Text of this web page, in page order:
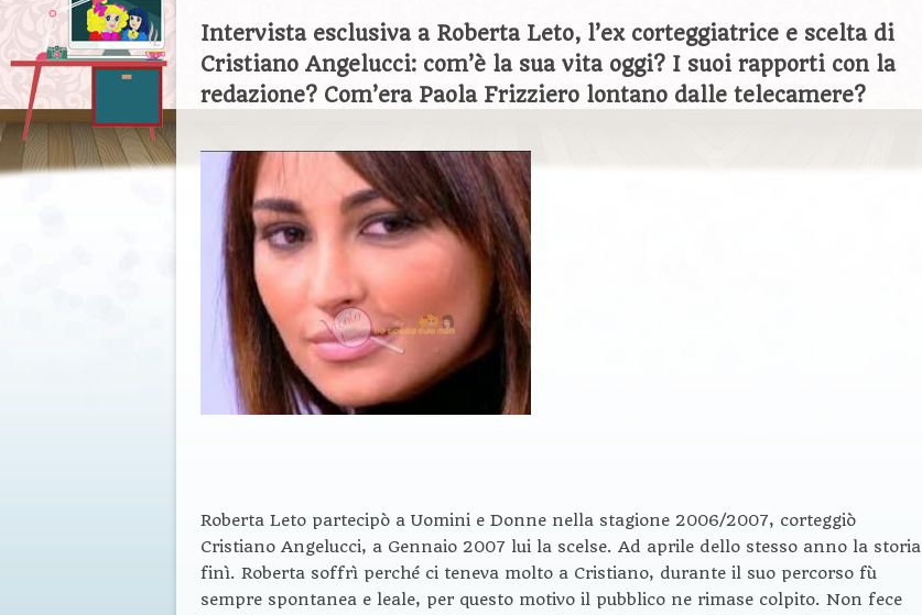
Intervista esclusiva a Roberta Leto, l’ex corteggiatrice e scelta di
Cristiano Angelucci: com’è la sua vita oggi? I suoi rapporti con la
redazione? Com’era Paola Frizziero lontano dalle telecamere?
Roberta Leto partecipò a Uomini e Donne nella stagione 2006/2007, corteggiò
Cristiano Angelucci, a Gennaio 2007 lui la scelse. Ad aprile dello stesso anno la storia
finì. Roberta soffrì perché ci teneva molto a Cristiano, durante il suo percorso fù
sempre spontanea e leale, per questo motivo il pubblico ne rimase colpito. Non fece